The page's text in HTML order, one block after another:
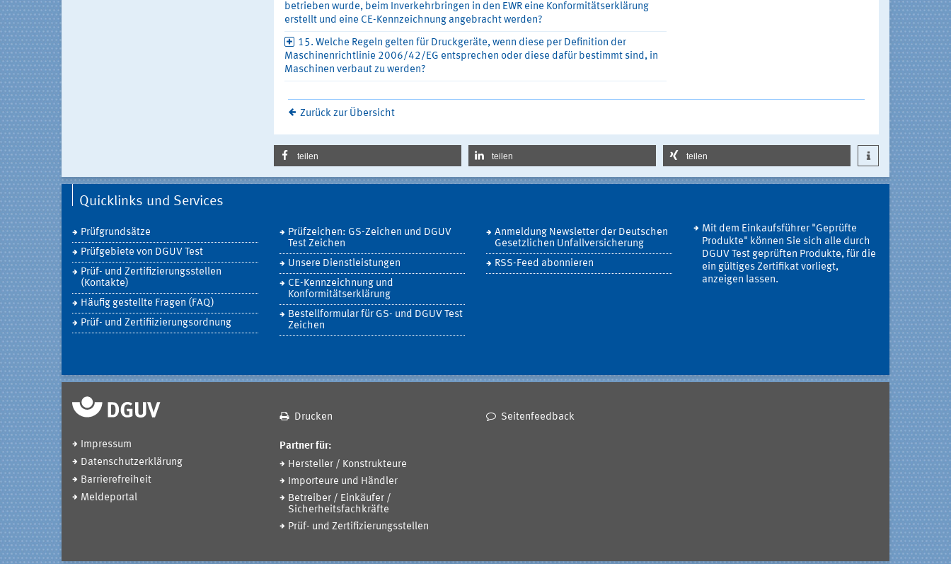
betrieben wurde, beim Inverkehrbringen in den EWR eine Konformitätserklärung
erstellt und eine CE-Kennzeichnung angebracht werden?
15. Welche Regeln gelten für Druckgeräte, wenn diese per Definition der
Maschinenrichtlinie 2006/42/EG entsprechen oder diese dafür bestimmt sind, in
Maschinen verbaut zu werden?
Zurück zur Übersicht
teilen teilen teilen
Quicklinks und Services
Prüfgrundsätze
Prüfgebiete von DGUV Test
Prüf- und Zertifizierungsstellen
(Kontakte)
Häufig gestellte Fragen (FAQ)
Prüf- und Zertifiizierungsordnung
Prüfzeichen: GS-Zeichen und DGUV
Test Zeichen
Unsere Dienstleistungen
CE-Kennzeichnung und
Konformitätserklärung
Bestellformular für GS- und DGUV Test
Zeichen
Anmeldung Newsletter der Deutschen
Gesetzlichen Unfallversicherung
RSS-Feed abonnieren
Mit dem Einkaufsführer "Geprüfte
Produkte" können Sie sich alle durch
DGUV Test geprüften Produkte, für die
ein gültiges Zertifikat vorliegt,
anzeigen lassen.
Drucken Seitenfeedback
Impressum
Datenschutzerklärung
Barrierefreiheit
Meldeportal
Partner für:
Hersteller / Konstrukteure
Importeure und Händler
Betreiber / Einkäufer /
Sicherheitsfachkräfte
Prüf- und Zertifizierungsstellen